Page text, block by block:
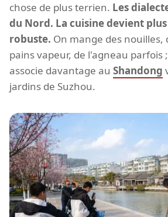
chose de plus terrien. Les
du Nord. La cuisine devient
robuste. On mange des nouilles,
pains vapeur, de l'agneau parfois
associe davantage au Shandong
jardins de Suzhou.